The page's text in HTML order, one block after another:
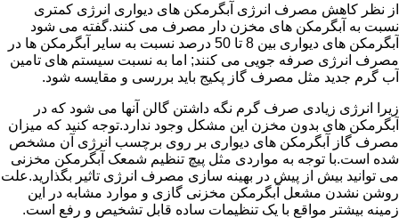
از نظر کاهش مصرف انرژی آبگرمکن های دیواری انرژی کمتری
نسبت به آبگرمکن های مخزن دار مصرف می کنند.گفته می شود
آبگرمکن های دیواری بین 8 تا 50 درصد نسبت به سایر آبگرمکن ها در
مصرف انرژی صرفه جویی می کنند; اما به نسبت سیستم های تامین
آب گرم جدید مثل مصرف گاز پکیج باید بررسی و مقایسه شود.
زیرا انرژی زیادی صرف گرم نگه داشتن گالن آنها می شود که در
آبگرمکن های بدون مخزن این مشکل وجود ندارد.توجه کنید که میزان
مصرف گاز آبگرمکن های دیواری بر روی برچسب انرژی آن مشخص
شده است.با توجه به مواردی مثل پیچ تنظیم شمعک آبگرمکن مخزنی
می توانید بیش از پیش در بهینه سازی مصرف انرژی تاثیر بگذارید.علت
روشن نشدن مشعل آبگرمکن مخزنی گازی و موارد مشابه در این
زمینه بیشتر مواقع با یک تنظیمات ساده قابل تشخیص و رفع است.